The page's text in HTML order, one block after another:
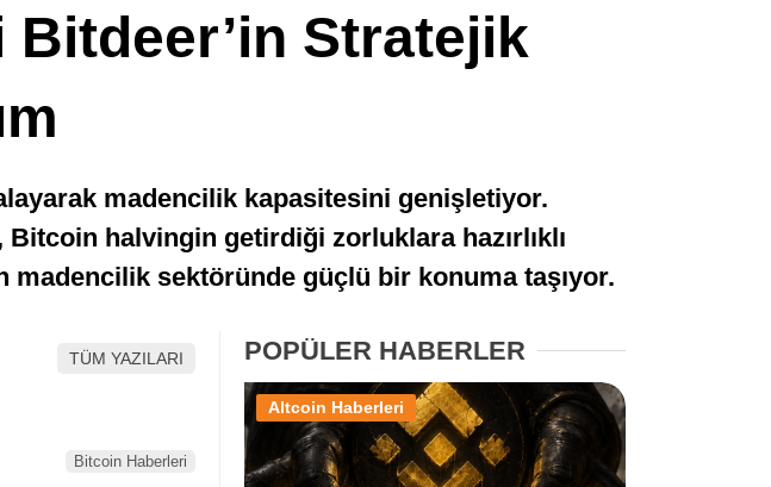
Altcoin Haberleri
Memecoin Haberleri
Stablecoin Haberleri
Facebook
Stratejik
madencilik kapasitesini genişletiyor.
Bitcoin halvingin getirdiği zorluklara hazırlıklı
madencilik sektöründe güçlü bir konuma taşıyor.
TÜM YAZILARI
Bitcoin Haberleri
POPÜLER HABERLER
Altcoin Haberleri